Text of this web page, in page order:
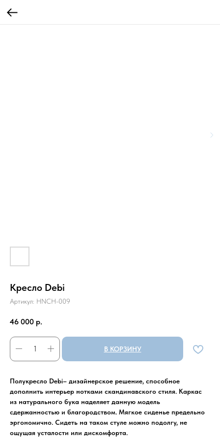
Кресло Debi
Артикул: HNCH-009
46 000 р.
В КОРЗИНУ
Полукресло Debi– дизайнерское решение, способное
дополнить интерьер нотками скандинавского стиля. Каркас
из натурального бука наделяет данную модель
сдержанностью и благородством. Мягкое сиденье предельно
эргономично. Сидеть на таком стуле можно подолгу, не
ощущая усталости или дискомфорта.